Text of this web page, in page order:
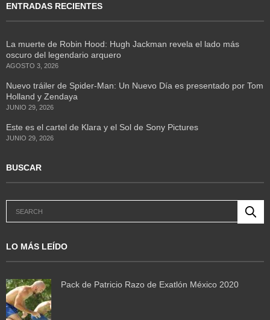
ENTRADAS RECIENTES
La muerte de Robin Hood: Hugh Jackman revela el lado más
oscuro del legendario arquero
AGOSTO 3, 2026
Nuevo tráiler de Spider-Man: Un Nuevo Día es presentado por Tom
Holland y Zendaya
JUNIO 29, 2026
Este es el cartel de Klara y el Sol de Sony Pictures
JUNIO 29, 2026
BUSCAR
LO MÁS LEÍDO
Pack de Patricio Razo de Exatlón México 2020